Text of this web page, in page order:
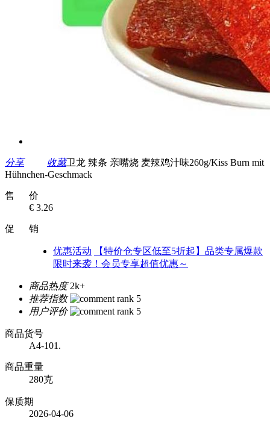
分享 收藏卫龙 辣条 亲嘴烧 麦辣鸡汁味260g/Kiss Burn mit
Hühnchen-Geschmack
售 价
€ 3.26
促 销
优惠活动
【特价仓专区低至5折起】品类专属爆款
限时来袭！会员专享超值优惠～
商品热度 2k+
推荐指数
用户评价
商品货号
A4-101.
商品重量
280克
保质期
2026-04-06